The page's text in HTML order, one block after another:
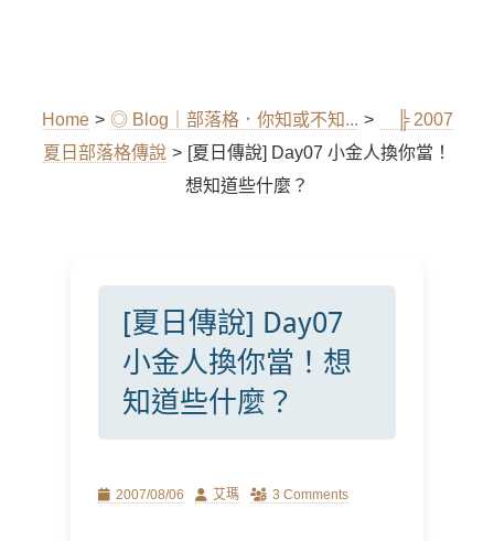
Home > ◎ Blog｜部落格．你知或不知... >
╠ 2007
夏日部落格傳說 > [夏日傳說] Day07 小金人換你當！
想知道些什麼？
[夏日傳說] Day07
小金人換你當！想
知道些什麼？
Posted
2007/08/06 Author
艾瑪 3 Comments